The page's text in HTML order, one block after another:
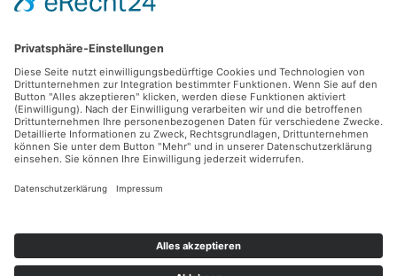
Zahlungsarten
Sicher Einkaufen
Ladengeschäft
Newsletter
Facebook Instagram